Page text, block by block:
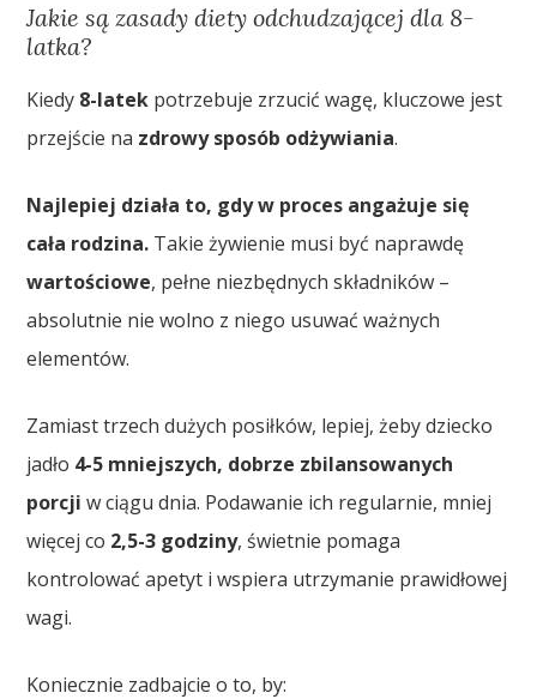
Jakie są zasady diety odchudzającej dla 8-
latka?
Kiedy 8-latek potrzebuje zrzucić wagę, kluczowe jest
przejście na zdrowy sposób odżywiania.
Najlepiej działa to, gdy w proces angażuje się
cała rodzina. Takie żywienie musi być naprawdę
wartościowe, pełne niezbędnych składników –
absolutnie nie wolno z niego usuwać ważnych
elementów.
Zamiast trzech dużych posiłków, lepiej, żeby dziecko
jadło 4-5 mniejszych, dobrze zbilansowanych
porcji w ciągu dnia. Podawanie ich regularnie, mniej
więcej co 2,5-3 godziny, świetnie pomaga
kontrolować apetyt i wspiera utrzymanie prawidłowej
wagi.
Koniecznie zadbajcie o to, by: